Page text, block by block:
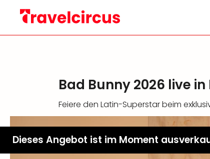
Bad Bunny 2026 live
Feiere den Latin-Superstar beim
Dieses Angebot ist im Moment